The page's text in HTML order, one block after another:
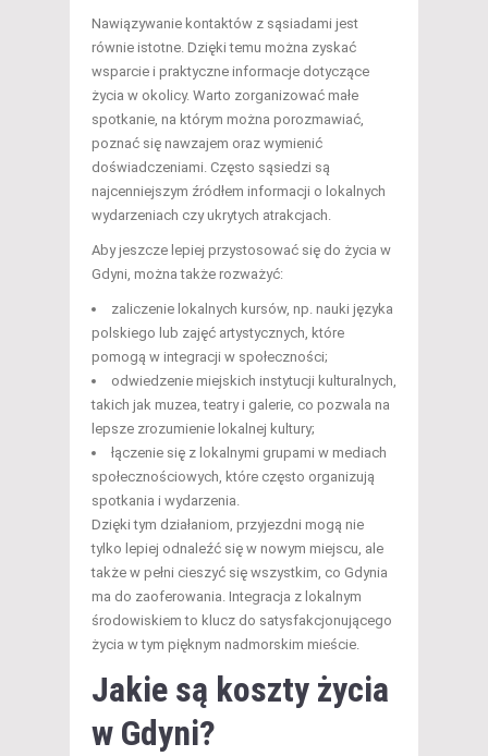
Nawiązywanie kontaktów z sąsiadami jest
równie istotne. Dzięki temu można zyskać
wsparcie i praktyczne informacje dotyczące
życia w okolicy. Warto zorganizować małe
spotkanie, na którym można porozmawiać,
poznać się nawzajem oraz wymienić
doświadczeniami. Często sąsiedzi są
najcenniejszym źródłem informacji o lokalnych
wydarzeniach czy ukrytych atrakcjach.
Aby jeszcze lepiej przystosować się do życia w
Gdyni, można także rozważyć:
zaliczenie lokalnych kursów, np. nauki języka
polskiego lub zajęć artystycznych, które
pomogą w integracji w społeczności;
odwiedzenie miejskich instytucji kulturalnych,
takich jak muzea, teatry i galerie, co pozwala na
lepsze zrozumienie lokalnej kultury;
łączenie się z lokalnymi grupami w mediach
społecznościowych, które często organizują
spotkania i wydarzenia.
Dzięki tym działaniom, przyjezdni mogą nie
tylko lepiej odnaleźć się w nowym miejscu, ale
także w pełni cieszyć się wszystkim, co Gdynia
ma do zaoferowania. Integracja z lokalnym
środowiskiem to klucz do satysfakcjonującego
życia w tym pięknym nadmorskim mieście.
Jakie są koszty życia
w Gdyni?